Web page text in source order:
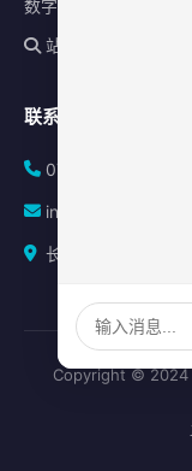
数字化平台
站内搜索
联系方式
0731-84010225
info@sonz.cn
长沙县泉塘街道新
Copyright © 2024